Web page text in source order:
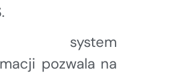
system
pozwala na